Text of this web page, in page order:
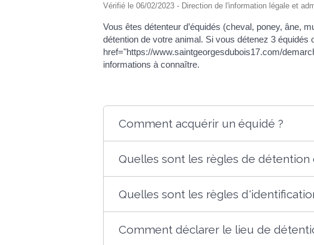
Vérifié le 06/02/2023 - Direction de l'information légale et
Vous êtes détenteur d’équidés (cheval, poney, âne,
détention de votre animal. Si vous détenez 3
href="https://www.saintgeorgesdubois17.com/
informations à connaître.
Comment acquérir un équidé ?
Quelles sont les règles de détention
Quelles sont les règles
Comment déclarer le lieu de